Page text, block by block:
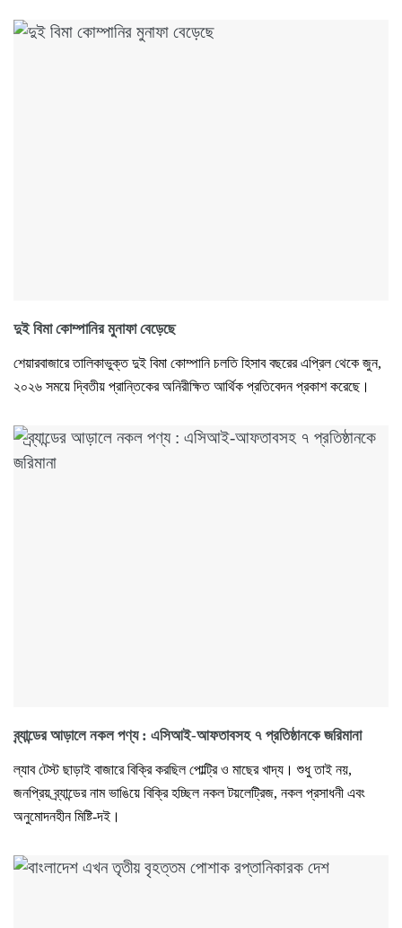
দুই বিমা কোম্পানির মুনাফা বেড়েছে
শেয়ারবাজারে তালিকাভুক্ত দুই বিমা কোম্পানি চলতি হিসাব বছরের এপ্রিল থেকে জুন,
২০২৬ সময়ে দ্বিতীয় প্রান্তিকের অনিরীক্ষিত আর্থিক প্রতিবেদন প্রকাশ করেছে।
ব্র্যান্ডের আড়ালে নকল পণ্য : এসিআই-আফতাবসহ ৭ প্রতিষ্ঠানকে জরিমানা
ল্যাব টেস্ট ছাড়াই বাজারে বিক্রি করছিল পোল্ট্রি ও মাছের খাদ্য। শুধু তাই নয়,
জনপ্রিয় ব্র্যান্ডের নাম ভাঙিয়ে বিক্রি হচ্ছিল নকল টয়লেট্রিজ, নকল প্রসাধনী এবং
অনুমোদনহীন মিষ্টি-দই।